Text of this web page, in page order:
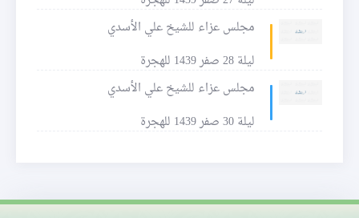
مجلس عزاء للشيخ علي الأسدي
ليلة 28 صفر 1439 للهجرة
مجلس عزاء للشيخ علي الأسدي
ليلة 30 صفر 1439 للهجرة